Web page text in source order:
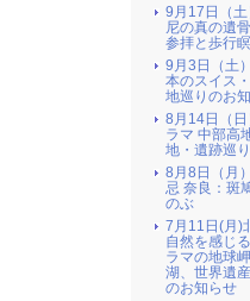
9月17日（
尼の真の遺
参拝と歩行
9月3日（土
本のスイス
地巡りのお
8月14日（
ラマ 中部高
地・遺跡巡
8月8日（月
忌 奈良：斑
のぶ
7月11日(月)
自然を感じ
ラマの地球
湖、世界遺
のお知らせ